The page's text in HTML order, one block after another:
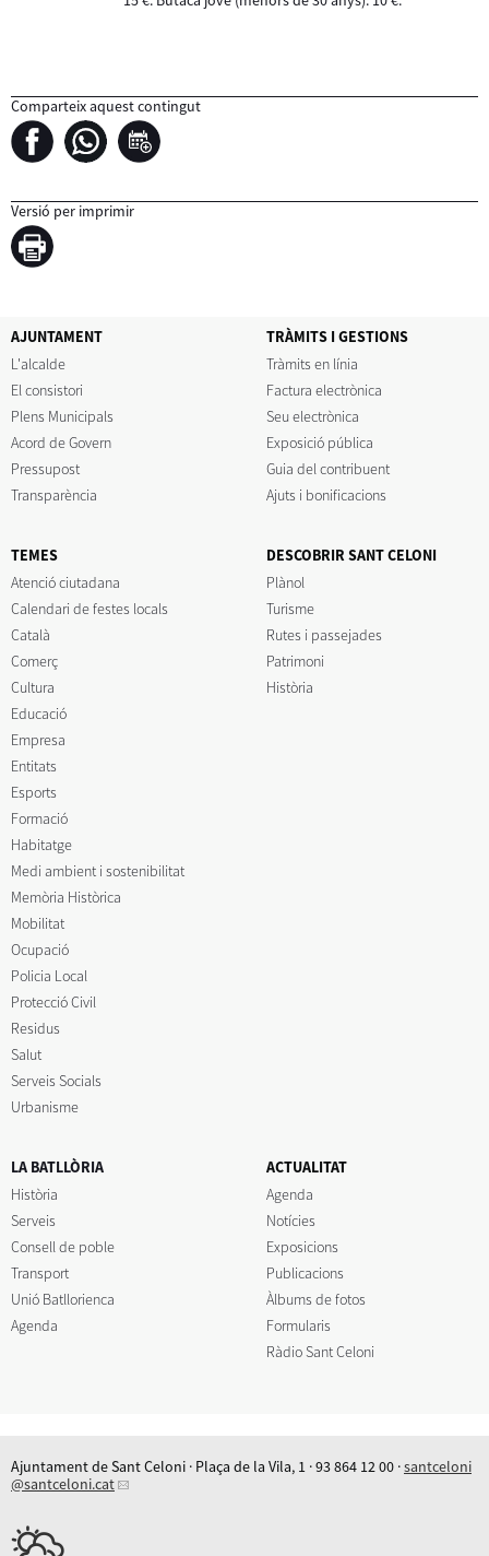
Comparteix aquest contingut
Versió per imprimir
AJUNTAMENT
L'alcalde
El consistori
Plens Municipals
Acord de Govern
Pressupost
Transparència
TRÀMITS I GESTIONS
Tràmits en línia
Factura electrònica
Seu electrònica
Exposició pública
Guia del contribuent
Ajuts i bonificacions
TEMES
Atenció ciutadana
Calendari de festes locals
Català
Comerç
Cultura
Educació
Empresa
Entitats
Esports
Formació
Habitatge
Medi ambient i sostenibilitat
Memòria Històrica
Mobilitat
Ocupació
Policia Local
Protecció Civil
Residus
Salut
Serveis Socials
Urbanisme
DESCOBRIR SANT CELONI
Plànol
Turisme
Rutes i passejades
Patrimoni
Història
LA BATLLÒRIA
Història
Serveis
Consell de poble
Transport
Unió Batllorienca
Agenda
ACTUALITAT
Agenda
Notícies
Exposicions
Publicacions
Àlbums de fotos
Formularis
Ràdio Sant Celoni
Ajuntament de Sant Celoni · Plaça de la Vila, 1 · 93 864 12 00 ·santceloni
@santceloni.cat